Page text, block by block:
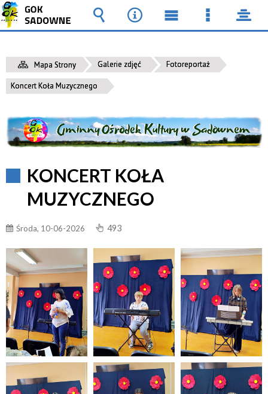
Mapa Strony Galerie zdjęć Fotoreportaż
Koncert Koła Muzycznego
KONCERT KOŁA
MUZYCZNEGO
Środa, 10-06-2026 493
Wyszukiwarka
Narzędzia
MenuMenu